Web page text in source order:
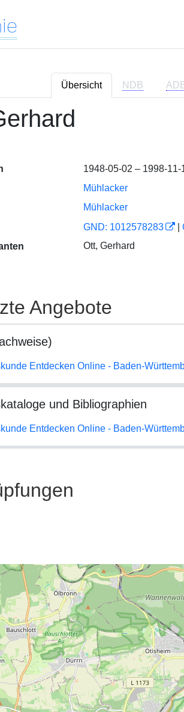
Übersicht NDB
1948-05-02 – 1998-11-
Mühlacker
Mühlacker
GND: 1012578283
Ott, Gerhard
Angebote
Entdecken Online - Baden-
und Bibliographien
Entdecken Online - Baden-